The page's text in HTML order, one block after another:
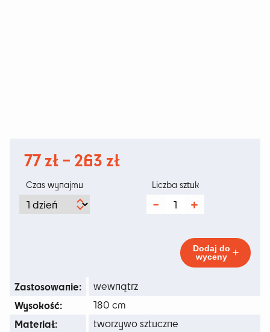
77zł– 263 złZakres
Czas wynajmu
ilość
180cm
Liczba sztuk
Dodaj do
wyceny
Zastosowanie: wewnątrz
Wysokość: 180 cm
Materiał:
tworzywo sztuczne